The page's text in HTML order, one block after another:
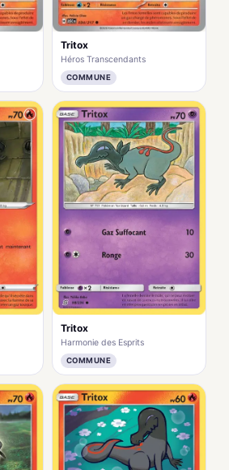
Tritox
Héros Transcendants
COMMUNE
Tritox
Harmonie des Esprits
COMMUNE